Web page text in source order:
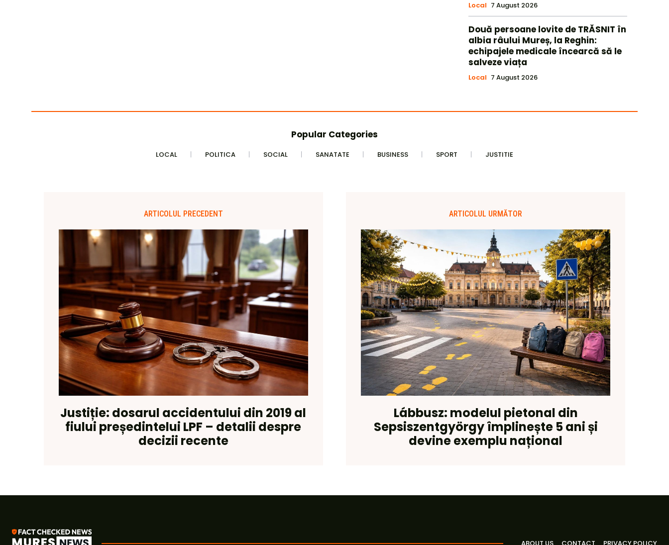
Local 7 August 2026
Două persoane lovite de TRĂSNIT în
albia râului Mureș, la Reghin:
echipajele medicale încearcă să le
salveze viața
Local 7 August 2026
Popular Categories
LOCAL POLITICA SOCIAL SANATATE BUSINESS SPORT JUSTITIE
ARTICOLUL PRECEDENT
Justiție: dosarul accidentului din 2019 al
fiului președintelui LPF – detalii despre
decizii recente
ARTICOLUL URMĂTOR
Lábbusz: modelul pietonal din
Sepsiszentgyörgy împlinește 5 ani și
devine exemplu național